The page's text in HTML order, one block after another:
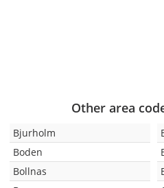
Other area
Bjurholm
Boden
Bollnas